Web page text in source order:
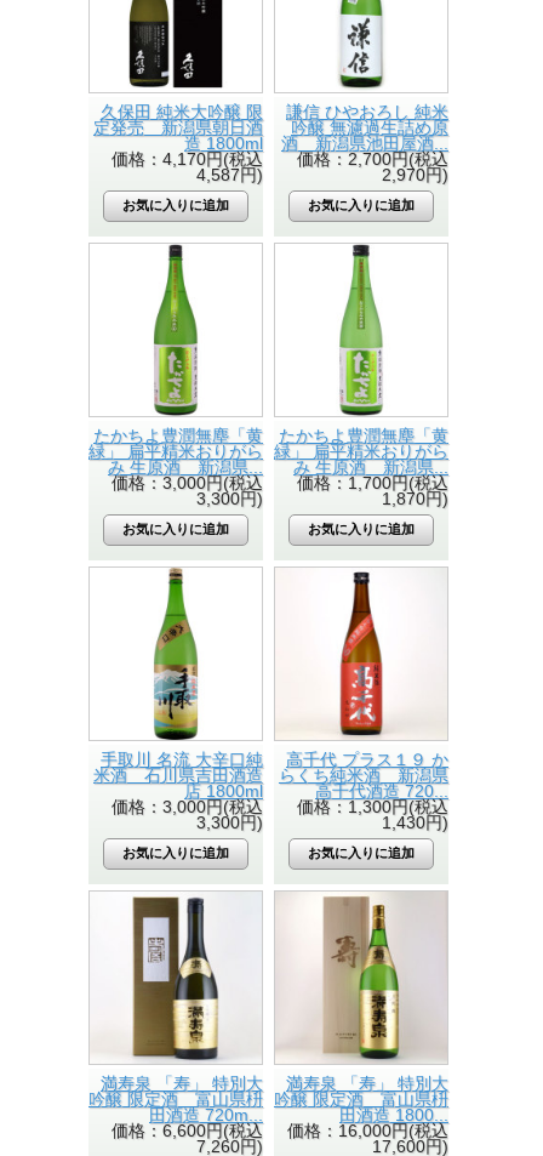
久保田 純米大吟醸 限
定発売 新潟県朝日酒
造 1800ml
価格：4,170円(税込
4,587円)
謙信 ひやおろし 純米
吟醸 無濾過生詰め原
酒 新潟県池田屋酒...
価格：2,700円(税込
2,970円)
たかちよ豊潤無塵「黄
緑」 扁平精米おりがら
み 生原酒 新潟県...
価格：3,000円(税込
3,300円)
たかちよ豊潤無塵「黄
緑」 扁平精米おりがら
み 生原酒 新潟県...
価格：1,700円(税込
1,870円)
手取川 名流 大辛口純
米酒 石川県吉田酒造
店 1800ml
価格：3,000円(税込
3,300円)
高千代 プラス１９ か
らくち純米酒 新潟県
高千代酒造 720...
価格：1,300円(税込
1,430円)
満寿泉 「寿」 特別大
吟醸 限定酒 富山県枡
田酒造 720m...
価格：6,600円(税込
7,260円)
満寿泉 「寿」 特別大
吟醸 限定酒 富山県枡
田酒造 1800...
価格：16,000円(税込
17,600円)